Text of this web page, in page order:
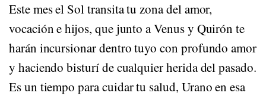
Este mes el Sol transita tu zona del amor,
vocación e hijos, que junto a Venus y Quirón te
harán incursionar dentro tuyo con profundo amor
y haciendo bisturí de cualquier herida del pasado.
Es un tiempo para cuidar tu salud, Urano en esa